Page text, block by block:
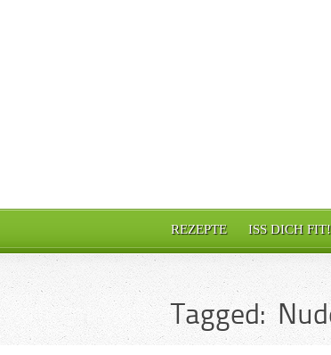
REZEPTE ISS DICH FIT!
Tagged: